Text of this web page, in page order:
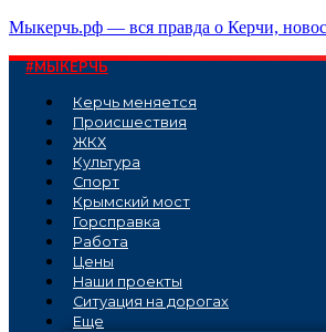
Перейти
содержимому
Мыкерчь.рф — вся правда о Керчи,
#МЫКЕРЧЬ
Керчь меняется
Проиcшествия
ЖКХ
Культура
Спорт
Крымский мост
Горсправка
Работа
Цены
Наши проекты
Ситуация на дорогах
Еще